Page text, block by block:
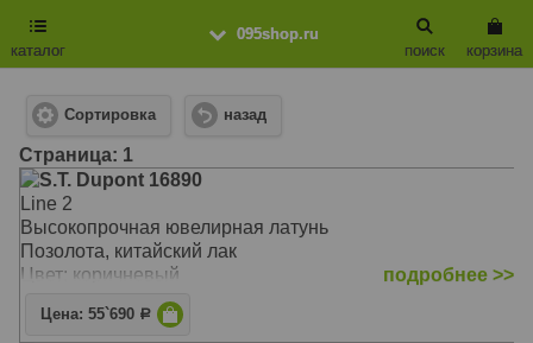
095shop.ru
каталог
корзина
поиск
Сортировка назад
Cтраница: 1
S.T. Dupont 16890
Line 2
Высокопрочная ювелирная латунь
Позолота, китайский лак
Цвет: коричневый
подробнее >>
Цена: 55`690 Р